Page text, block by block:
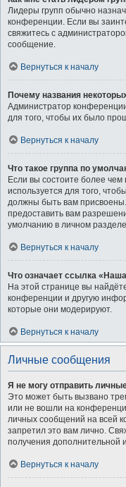
Лидеры групп обычно
конференции. Если вы
свяжитесь с
сообщение.
Вернуться к началу
Почему названия
Администратор
для того, чтобы их было
Вернуться к началу
Что такое группа по
Если вы состоите более
используется для того,
должны быть вам
предоставить вам
умолчанию в личном
Вернуться к началу
Что означает ссылка
На этой странице вы
конференции и другую
которые они модерируют.
Вернуться к началу
Личные сообщения
Я не могу отправить
Это может быть вызвано
или не вошли на
личных сообщений на всей
запретил это вам лично.
получения дополнительной
Вернуться к началу